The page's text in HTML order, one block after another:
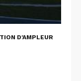
D'AMPLEUR